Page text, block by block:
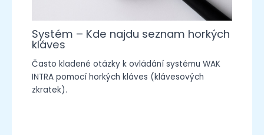
Systém – Kde najdu seznam horkých
kláves
Často kladené otázky k ovládání systému WAK
INTRA pomocí horkých kláves (klávesových
zkratek).